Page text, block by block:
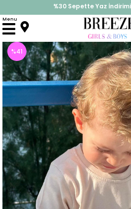
%30 Sepette Yaz
İndirimlere ek %10 İndirimi
Menu
Anasayfa Üst Giyim Tişört
%41
İndirim